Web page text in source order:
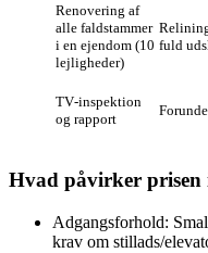
Renovering af
alle faldstammer
i en ejendom (10
lejligheder)
fuld
TV‑inspektion
og rapport
Hvad påvirker prisen
Adgangsforhold:
krav om stillads/